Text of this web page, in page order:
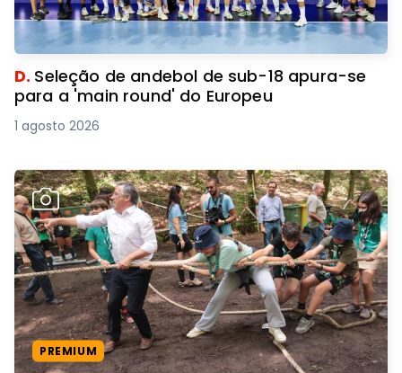
D. Seleção de andebol de sub-18 apura-se
para a 'main round' do Europeu
1 agosto 2026
PREMIUM